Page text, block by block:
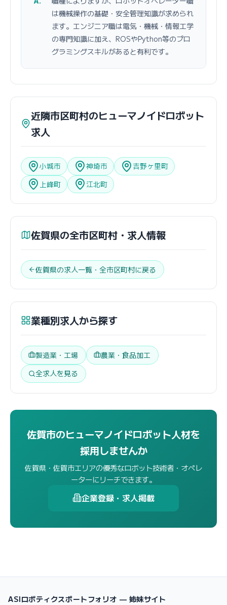
は機械操作の基礎・安全管理知識が求められ
ます。エンジニア職は電気・機械・情報工学
の専門知識に加え、ROSやPython等のプロ
グラミングスキルがあると有利です。
近隣市区町村のヒューマノイドロボット
求人
小城市 神埼市
吉野ヶ里町
上峰町
江北町
佐賀県の全市区町村・求人情報
佐賀県の求人一覧・全市区町村に戻る
業種別求人から探す
製造業・工場
農業・食品加工
全求人を見る
佐賀市のヒューマノイドロボット人材を
採用しませんか
佐賀県・佐賀市エリアの優秀なロボット技術者・オペレ
ーターにリーチできます。
企業登録・求人掲載
ASIロボティクスポートフォリオ — 姉妹サイト